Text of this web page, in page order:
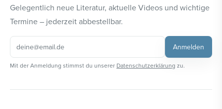
Gelegentlich neue Literatur, aktuelle Videos und wichtige
Termine – jederzeit abbestellbar.
Anmelden
Mit der Anmeldung stimmst du unserer Datenschutzerklärung zu.